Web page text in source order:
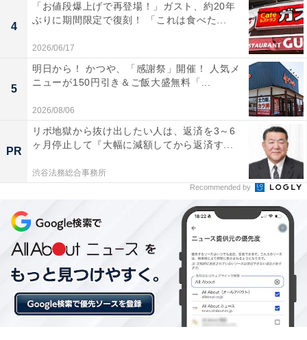
「八角香る 香港式叉焼（チャーシュー）」で作る
チャーハン
4
「お値段爆上げで再登場！」ガスト、約20年
ぶりに期間限定で復刻！ 「これは食べた...
2026/06/17
5
明日から！ かつや、「感謝祭」開催！ 人気メ
ニューが150円引き＆ご飯大盛無料「...
2026/08/06
PR
リボ地獄から抜け出したい人は、返済を3～6
ヶ月停止して『大幅に減額してから返済す...
渋谷法務総合事務所
Recommended by